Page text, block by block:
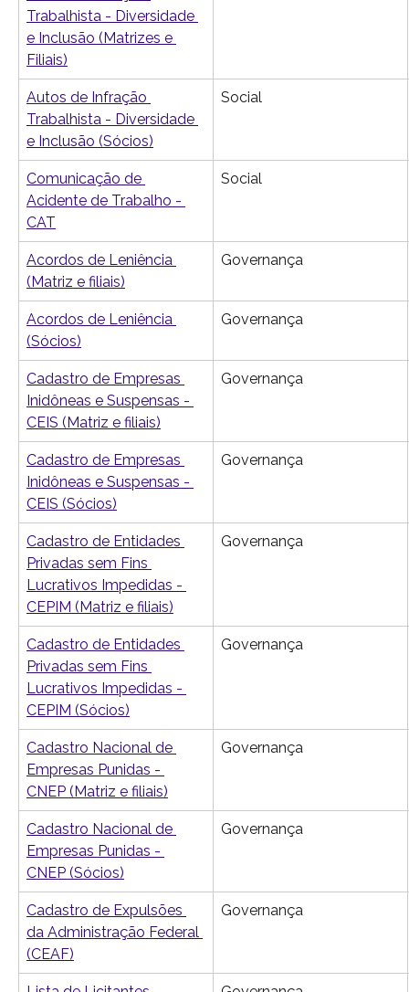
Trabalhista - Diversidade
e Inclusão (Matrizes e
Filiais)
Autos de Infração
Trabalhista - Diversidade
e Inclusão (Sócios)
Social
Comunicação de
Acidente de Trabalho -
CAT
Social
Acordos de Leniência
(Matriz e filiais)
Governança
Acordos de Leniência
(Sócios)
Governança
Cadastro de Empresas
Inidôneas e Suspensas -
CEIS (Matriz e filiais)
Governança
Cadastro de Empresas
Inidôneas e Suspensas -
CEIS (Sócios)
Governança
Cadastro de Entidades
Privadas sem Fins
Lucrativos Impedidas -
CEPIM (Matriz e filiais)
Governança
Cadastro de Entidades
Privadas sem Fins
Lucrativos Impedidas -
CEPIM (Sócios)
Governança
Cadastro Nacional de
Empresas Punidas -
CNEP (Matriz e filiais)
Governança
Cadastro Nacional de
Empresas Punidas -
CNEP (Sócios)
Governança
Cadastro de Expulsões
da Administração Federal
(CEAF)
Governança